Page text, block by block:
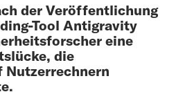
der Veröffentlichung
Tool Antigravity
eine
die
Nutzerrechnern